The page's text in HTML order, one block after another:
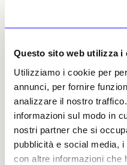
Questo sito web utilizza i
Utilizziamo i cookie per
annunci, per fornire
analizzare il nostro
informazioni sul modo in
nostri partner che si
pubblicità e social media,
con altre informazioni che
sull’interazione
lavoratori. L’opera di
FIME di
Rosalba Cignetti, 25 maggio
2026 | © Riproduzione
riservata